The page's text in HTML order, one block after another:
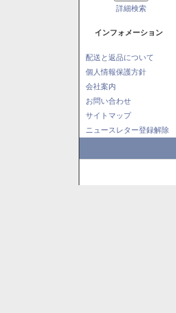
詳細検索
インフォメーション
配送と返品について
個人情報保護方針
会社案内
お問い合わせ
サイトマップ
ニュースレター登録解除